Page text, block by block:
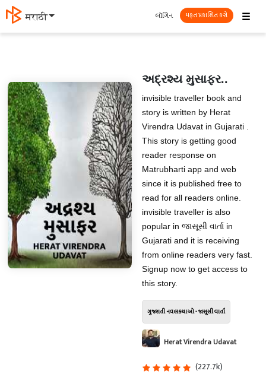
मराठी ☰
લૉગિન મફત પ્રકાશિત કરો
અદ્રશ્ય મુસાફર..
invisible traveller book and
story is written by Herat
Virendra Udavat in Gujarati .
This story is getting good
reader response on
Matrubharti app and web
since it is published free to
read for all readers online.
invisible traveller is also
popular in જાસૂસી વાર્તા in
Gujarati and it is receiving
from online readers very fast.
Signup now to get access to
this story.
ગુજરાતી નવલકથાઓ - જાસૂસી વાર્તા
Herat Virendra Udavat
(227.7k)